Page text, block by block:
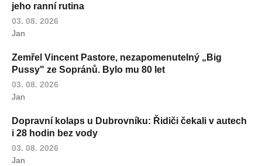
jeho ranní rutina
03. 08. 2026
Jan
Zemřel Vincent Pastore, nezapomenutelný „Big
Pussy" ze Sopránů. Bylo mu 80 let
03. 08. 2026
Jan
Dopravní kolaps u Dubrovníku: Řidiči čekali v autech
i 28 hodin bez vody
03. 08. 2026
Jan